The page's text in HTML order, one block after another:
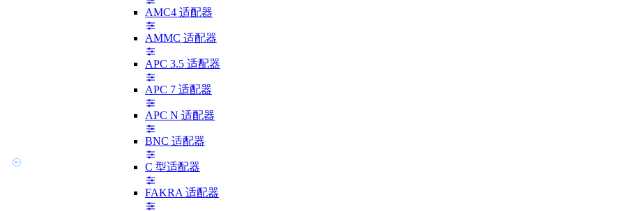
AMC4 适配器
AMMC 适配器
APC 3.5 适配器
APC 7 适配器
APC N 适配器
BNC 适配器
C 型适配器
FAKRA 适配器